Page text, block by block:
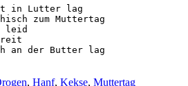
in Lutter lag
zum Muttertag
leid
an der Butter lag
, Hanf, Kekse, Muttertag